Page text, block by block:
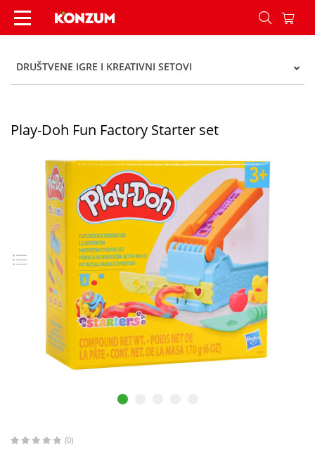
Play-Doh Fun Factory Starter set - Konzum
DRUŠTVENE IGRE I KREATIVNI SETOVI
Play-Doh Fun Factory Starter set
(0)